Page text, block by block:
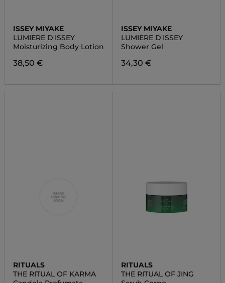
ISSEY MIYAKE
LUMIERE D'ISSEY
Moisturizing Body Lotion
38,50 €
ISSEY MIYAKE
LUMIERE D'ISSEY
Shower Gel
34,30 €
RITUALS
THE RITUAL OF KARMA
RITUALS
THE RITUAL OF JING